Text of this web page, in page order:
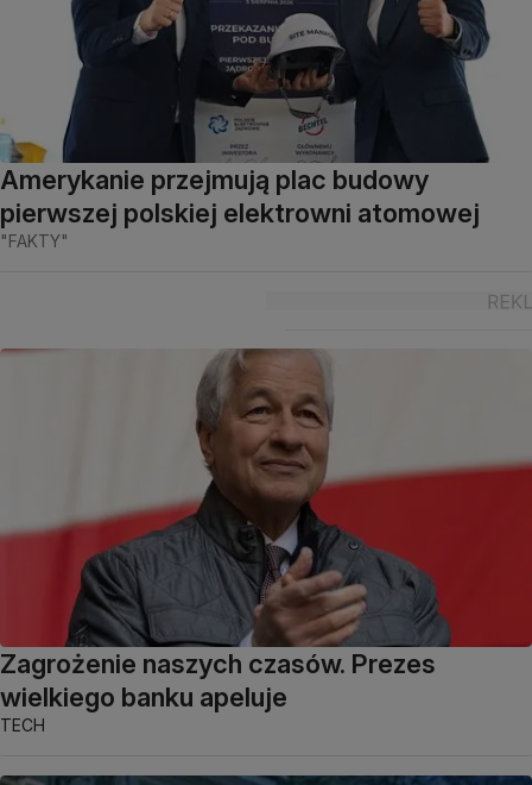
Amerykanie przejmują plac budowy
pierwszej polskiej elektrowni atomowej
"FAKTY"
Zagrożenie naszych czasów. Prezes
wielkiego banku apeluje
TECH